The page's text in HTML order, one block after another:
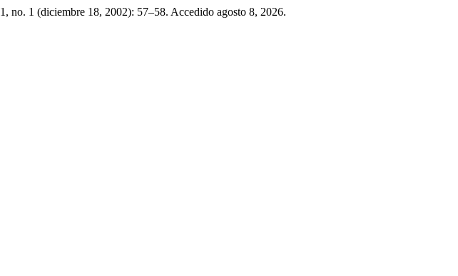
1, no. 1 (diciembre 18, 2002): 57–58. Accedido agosto 8, 2026.